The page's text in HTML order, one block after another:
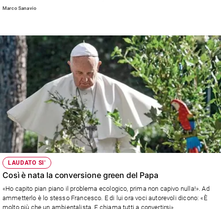
Diritti
Aziende
di
valore
Caso
della
settimana
Migranti
Diversità
inclusione
Costume
Cultura
e
spettacoli
raccolta differenziata, spengono la luce uscendo da una stanza e sono
Marco Sanavio
LAUDATO SI'
Così è nata la conversione green del Papa
«Ho capito pian piano il problema ecologico, prima non capivo nulla!». Ad
ammetterlo è lo stesso Francesco. E di lui ora voci autorevoli dicono: «È
molto più che un ambientalista. E chiama tutti a convertirsi»